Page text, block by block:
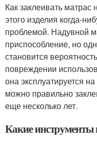
Как заклеивать
этого изделия когда-
проблемой. Надувной
приспособление, но
становится
повреждении
она эксплуатируется
можно правильно
еще несколько лет.
Какие инструменты